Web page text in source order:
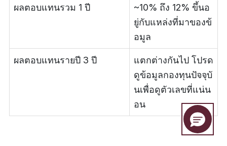
ผลตอบแทนรวม 1 ปี
~10% ถึง 12% ขึ้นอ
ยู่กับแหล่งที่มาของข้
อมูล
ผลตอบแทนรายปี 3 ปี
แตกต่างกันไป โปรด
ดูข้อมูลกองทุนปัจจุบั
นเพื่อดูตัวเลขที่แน่น
อน